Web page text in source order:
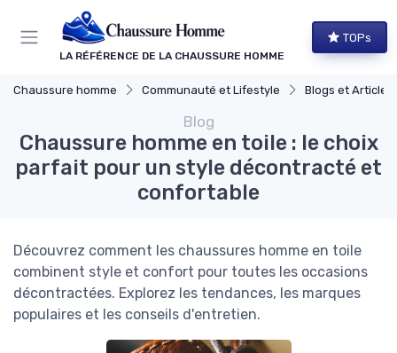
LA RÉFÉRENCE DE LA CHAUSSURE HOMME
TOPs
Chaussure homme Communauté et Lifestyle Blogs et Articles
Blog
Chaussure homme en toile : le choix
parfait pour un style décontracté et
confortable
Découvrez comment les chaussures homme en toile
combinent style et confort pour toutes les occasions
décontractées. Explorez les tendances, les marques
populaires et les conseils d'entretien.
Panneau de gestion des cookies